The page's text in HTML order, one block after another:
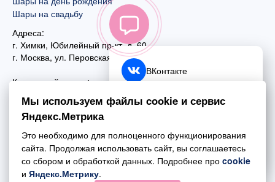
Шары на свадьбу
Адреса:
г. Химки, Юбилейный пр-кт, д. 60
г. Москва, ул. Перовская, д. 59
Контактный номер:
+7 (495) 970-44-75
Почта:
mail@esta-fiesta.ru
Режим работы интернет-магазина:
ВКонтакте
Telegram
Обратный звонок
Мы используем файлы cookie и сервис
Яндекс.Метрика
Это необходимо для полноценного функционирования
сайта. Продолжая использовать сайт, вы соглашаетесь
со сбором и обработкой данных. Подробнее про cookie
и Яндекс.Метрику.